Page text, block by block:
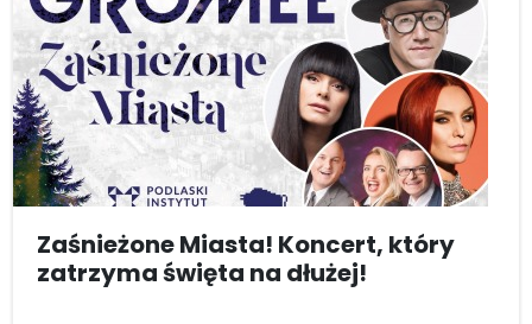
Zaśnieżone Miasta! Koncert, który
zatrzyma święta na dłużej!